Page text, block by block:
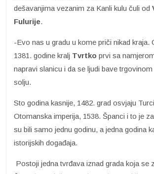
dešavanjima vezanim za Kanli kulu čuli od
Fulurije.
-Evo nas u gradu u kome priči nikad kraja.
1381. godine kralj Tvrtko prvi sa
napravi slanicu i da se ljudi bave
solju.
Sto godina kasnije, 1482. grad osvjaju
Otomanska imperija, 1538. Španci i to je
su bili samo jednu godinu, a jedna godina
istorijskih događaja.
Postoji jedna tvrđava iznad grada koja se